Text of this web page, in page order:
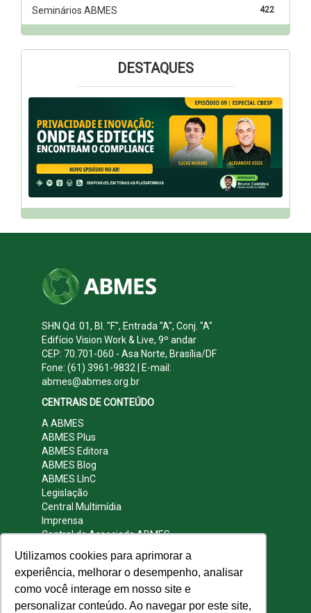
Utilizamos cookies para aprimorar a
experiência, melhorar o desempenho, analisar
como você interage em nosso site e
personalizar conteúdo. Ao navegar por este site,
422
Seminários ABMES
DESTAQUES
SHN Qd. 01, Bl. "F", Entrada "A", Conj. "A"
Edifício Vision Work & Live, 9º andar
CEP: 70.701-060 - Asa Norte, Brasília/DF
Fone: (61) 3961-9832 | E-mail:
abmes@abmes.org.br
CENTRAIS DE CONTEÚDO
A ABMES
ABMES Plus
ABMES Editora
ABMES Blog
ABMES LInC
Legislação
Central Multimídia
Imprensa
Central do Associado ABMES
REDES SOCIAIS